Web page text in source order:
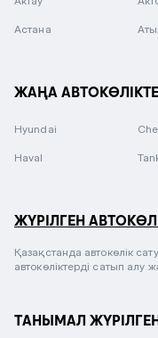
Астана
ЖАҢА
Hyundai
Haval
ЖҮРІЛГЕН
Қазақстанда автокөлік
автокөліктерді сатып алу
ТАНЫМАЛ